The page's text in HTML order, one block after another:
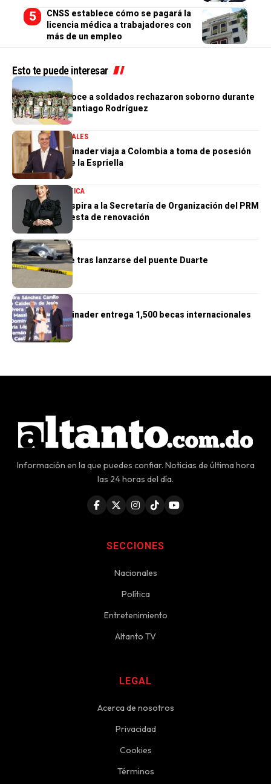
CNSS establece cómo se pagará la
licencia médica a trabajadores con
más de un empleo
Esto te puede interesar
NACIONALES
Ejército reconoce a soldados rechazaron soborno durante
operativo en Santiago Rodríguez
GOBIERNONACIONALES
Presidente Abinader viaja a Colombia a toma de posesión
de Abelardo de la Espriella
NACIONALES POLÍTICA
Gloria Reyes aspira a la Secretaría de Organización del PRM
con una propuesta de renovación
NACIONALES
Hombre muere tras lanzarse del puente Duarte
NACIONALES
Presidente Abinader entrega 1,500 becas internacionales
Información en la que puedes confiar. Noticias de última hora
las 24 horas del día.
SECCIONES
Nacionales
Política
Entretenimiento
Altanto TV
LEGAL
Acerca de nosotros
Privacidad
Cookies
Términos